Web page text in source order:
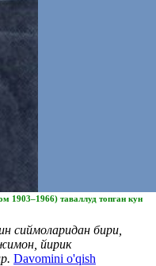
1903–1966) таваллуд топган кун
сиймоларидан бири,
йирик
Davomini o'qish